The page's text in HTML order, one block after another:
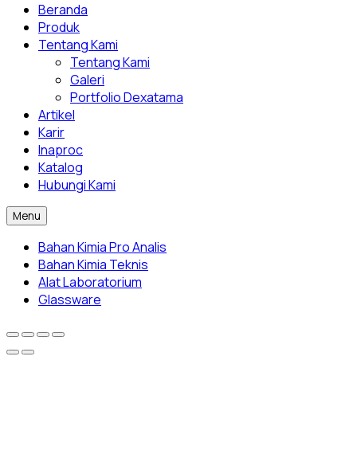
Beranda
Produk
Tentang Kami
Tentang Kami
Galeri
Portfolio Dexatama
Artikel
Karir
Inaproc
Katalog
Hubungi Kami
Menu
Bahan Kimia Pro Analis
Bahan Kimia Teknis
Alat Laboratorium
Glassware